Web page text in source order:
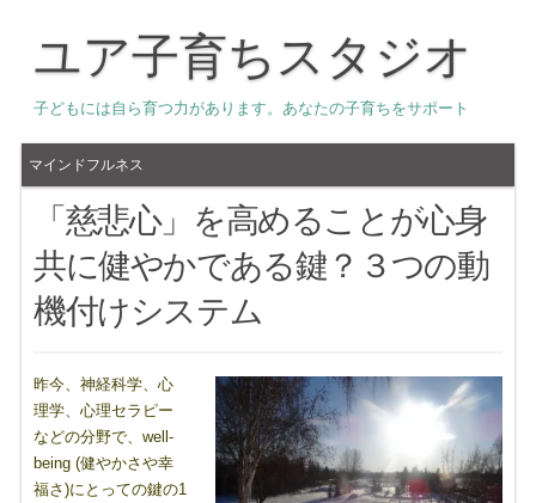
ユア子育ちスタジオ
子どもには自ら育つ力があります。あなたの子育ちをサポート
マインドフルネス
「慈悲心」を高めることが心身
共に健やかである鍵？３つの動
機付けシステム
昨今、神経科学、心
理学、心理セラピー
などの分野で、well-
being (健やかさや幸
福さ)にとっての鍵の1